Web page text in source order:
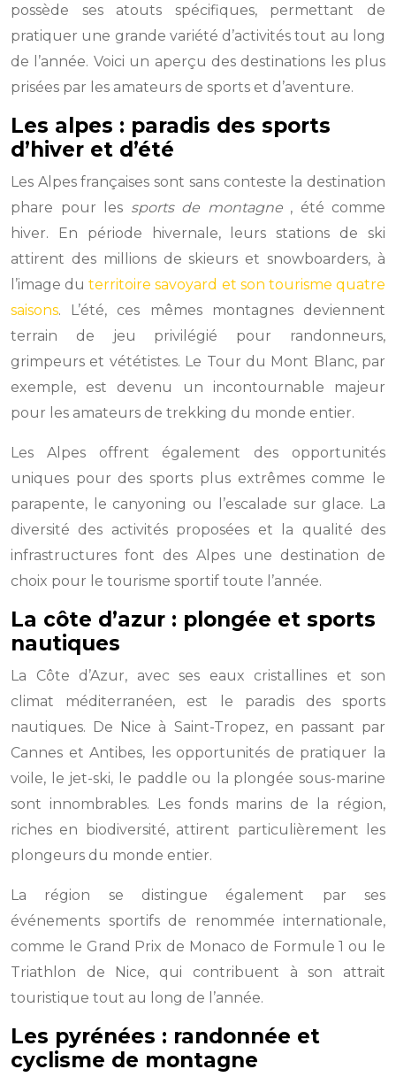
possède ses atouts spécifiques, permettant de
pratiquer une grande variété d’activités tout au long
de l’année. Voici un aperçu des destinations les plus
prisées par les amateurs de sports et d’aventure.
Les alpes : paradis des sports
d’hiver et d’été
Les Alpes françaises sont sans conteste la destination
phare pour les sports de montagne , été comme
hiver. En période hivernale, leurs stations de ski
attirent des millions de skieurs et snowboarders, à
l’image duterritoire savoyard et son tourisme quatre
saisons. L’été, ces mêmes montagnes deviennent
terrain de jeu privilégié pour randonneurs,
grimpeurs et vététistes. Le Tour du Mont Blanc, par
exemple, est devenu un incontournable majeur
pour les amateurs de trekking du monde entier.
Les Alpes offrent également des opportunités
uniques pour des sports plus extrêmes comme le
parapente, le canyoning ou l’escalade sur glace. La
diversité des activités proposées et la qualité des
infrastructures font des Alpes une destination de
choix pour le tourisme sportif toute l’année.
La côte d’azur : plongée et sports
nautiques
La Côte d’Azur, avec ses eaux cristallines et son
climat méditerranéen, est le paradis des sports
nautiques. De Nice à Saint-Tropez, en passant par
Cannes et Antibes, les opportunités de pratiquer la
voile, le jet-ski, le paddle ou la plongée sous-marine
sont innombrables. Les fonds marins de la région,
riches en biodiversité, attirent particulièrement les
plongeurs du monde entier.
La région se distingue également par ses
événements sportifs de renommée internationale,
comme le Grand Prix de Monaco de Formule 1 ou le
Triathlon de Nice, qui contribuent à son attrait
touristique tout au long de l’année.
Les pyrénées : randonnée et
cyclisme de montagne